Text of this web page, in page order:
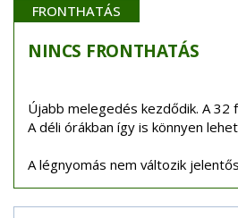
FRONTHATÁS
NINCS FRONTHATÁS
Újabb melegedés kezdődik. A 32
A déli órákban így is könnyen
A légnyomás nem változik